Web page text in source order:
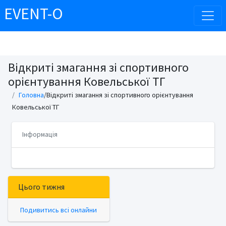
EVENT-O
Відкриті змагання зі спортивного
орієнтування Ковельської ТГ
Головна/Відкриті змагання зі спортивного орієнтування
Ковельської ТГ
Інформація
Цього тижня
Подивитись всі онлайни